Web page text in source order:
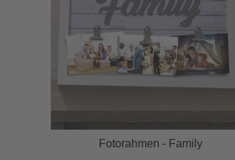
Fotorahmen - Family